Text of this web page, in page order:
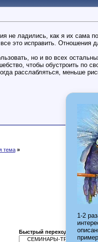
1-2
ладились, как я их сама
это исправить.
но и во всех
чтобы обустроить по
расслабляться, меньше
тема »
Быстрый переход